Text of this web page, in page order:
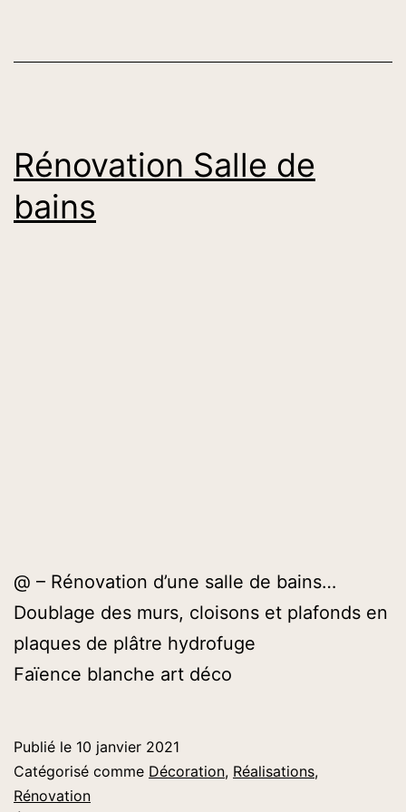
Rénovation Salle de
bains
@ – Rénovation d’une salle de bains…
Doublage des murs, cloisons et plafonds en
plaques de plâtre hydrofuge
Faïence blanche art déco
Publié le 10 janvier 2021
Catégorisé comme Décoration, Réalisations,
Rénovation